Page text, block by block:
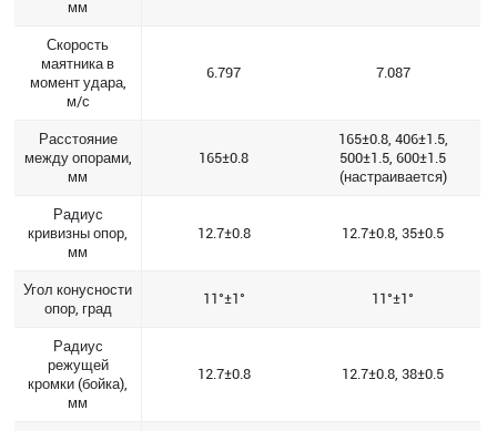
мм
Скорость
маятника в
момент удара,
м/с
6.797 7.087
Расстояние
между опорами,
мм
165±0.8
165±0.8, 406±1.5,
500±1.5, 600±1.5
(настраивается)
Радиус
кривизны опор,
мм
12.7±0.8 12.7±0.8, 35±0.5
Угол конусности
опор, град
11°±1° 11°±1°
Радиус
режущей
кромки (бойка),
мм
12.7±0.8 12.7±0.8, 38±0.5